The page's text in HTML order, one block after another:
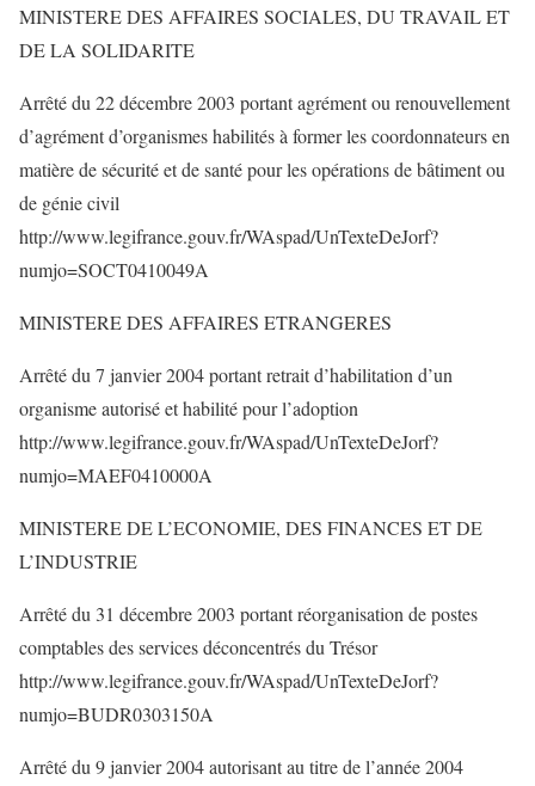
MINISTERE DES AFFAIRES SOCIALES, DU TRAVAIL ET
DE LA SOLIDARITE
Arrêté du 22 décembre 2003 portant agrément ou renouvellement
d’agrément d’organismes habilités à former les coordonnateurs en
matière de sécurité et de santé pour les opérations de bâtiment ou
de génie civil
http://www.legifrance.gouv.fr/WAspad/UnTexteDeJorf?
numjo=SOCT0410049A
MINISTERE DES AFFAIRES ETRANGERES
Arrêté du 7 janvier 2004 portant retrait d’habilitation d’un
organisme autorisé et habilité pour l’adoption
http://www.legifrance.gouv.fr/WAspad/UnTexteDeJorf?
numjo=MAEF0410000A
MINISTERE DE L’ECONOMIE, DES FINANCES ET DE
L’INDUSTRIE
Arrêté du 31 décembre 2003 portant réorganisation de postes
comptables des services déconcentrés du Trésor
http://www.legifrance.gouv.fr/WAspad/UnTexteDeJorf?
numjo=BUDR0303150A
Arrêté du 9 janvier 2004 autorisant au titre de l’année 2004